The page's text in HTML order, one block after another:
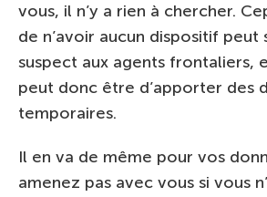
vous, il n’y a rien à chercher.
de n’avoir aucun dispositif peut
suspect aux agents frontaliers,
peut donc être d’apporter des
temporaires.
Il en va de même pour vos
amenez pas avec vous si vous